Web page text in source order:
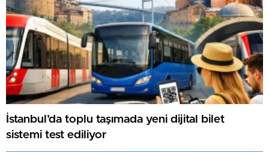
İstanbul’da toplu taşımada yeni dijital bilet
sistemi test ediliyor